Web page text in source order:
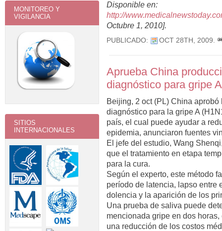
Disponible en:
http://
Octubre 1, 2010].
PUBLICADO: OCT 28TH, 2009.
Aprueba China
diagnóstico para gripe A
Beijing, 2 oct (PL) China
diagnóstico para la gripe A
país, el cual puede ayudar a
epidemia, anunciaron fuentes
El jefe del estudio, Wang
que el tratamiento en etapa
para la cura.
Según el experto, este método
período de latencia, lapso entre
dolencia y la aparición de los
Una prueba de saliva puede
mencionada gripe en dos
una reducción de los costos
MONITOREO Y
VIGILANCIA
SITIOS
INTERNACIONALES